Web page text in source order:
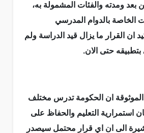
عن بعد ومدته والفئات المشمولة به،
الخاصة بالدوام المدرسي
ان القرار ما يزال قيد الدراسة ولم
حتى الان.
ان الحكومة تدرس مختلف
استمرارية التعليم والحفاظ على
الى ان اي قرار محتمل سيصدر